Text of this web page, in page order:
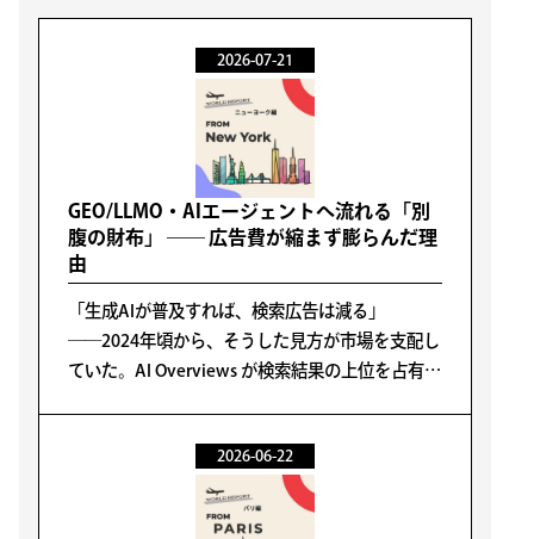
2026-07-21
GEO/LLMO・AIエージェントへ流れる「別
腹の財布」 ―― 広告費が縮まず膨らんだ理
由
「生成AIが普及すれば、検索広告は減る」
――2024年頃から、そうした見方が市場を支配し
ていた。AI Overviews が検索結果の上位を占有
が進み、広告露出の課金は痩せていく。そのはず
2026-06-22